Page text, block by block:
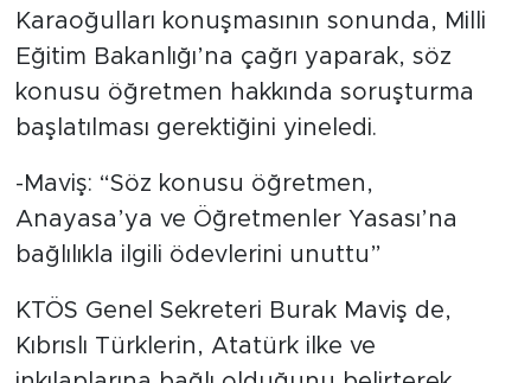
Karaoğulları konuşmasının sonunda, Milli
Eğitim Bakanlığı’na çağrı yaparak, söz
konusu öğretmen hakkında soruşturma
başlatılması gerektiğini yineledi.
-Maviş: “Söz konusu öğretmen,
Anayasa’ya ve Öğretmenler Yasası’na
bağlılıkla ilgili ödevlerini unuttu”
KTÖS Genel Sekreteri Burak Maviş de,
Kıbrıslı Türklerin, Atatürk ilke ve